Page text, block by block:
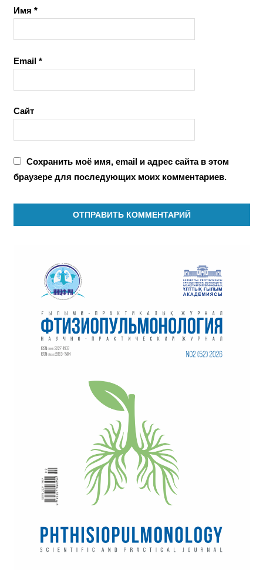
Имя *
Email *
Сайт
Сохранить моё имя, email и адрес сайта в этом
браузере для последующих моих комментариев.